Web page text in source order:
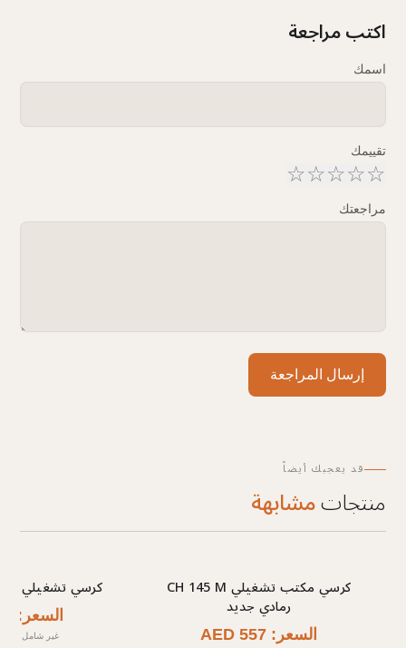
اكتب مراجعة
اسمك
تقييمك
☆
☆
☆
☆
☆
مراجعتك
إرسال المراجعة
قد يعجبك أيضاً
منتجاتمشابهة
كرسي مكتب تشغيلي CH 145 M
رمادي جديد
السعر: AED 557
كرسي تشغيلي CH 615 NEW أسود
السعر: AED 273
غير شامل